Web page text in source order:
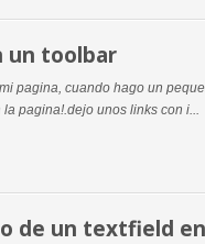
un toolbar
pagina, cuando hago un
pagina!.dejo unos links con i...
de un textfield